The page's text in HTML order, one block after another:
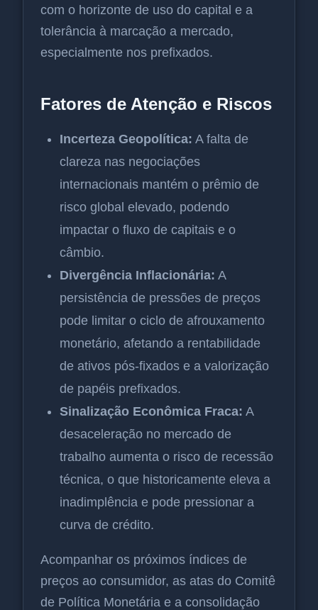
com o horizonte de uso do capital e a
tolerância à marcação a mercado,
especialmente nos prefixados.
Fatores de Atenção e Riscos
Incerteza Geopolítica: A falta de
clareza nas negociações
internacionais mantém o prêmio de
risco global elevado, podendo
impactar o fluxo de capitais e o
câmbio.
Divergência Inflacionária: A
persistência de pressões de preços
pode limitar o ciclo de afrouxamento
monetário, afetando a rentabilidade
de ativos pós-fixados e a valorização
de papéis prefixados.
Sinalização Econômica Fraca: A
desaceleração no mercado de
trabalho aumenta o risco de recessão
técnica, o que historicamente eleva a
inadimplência e pode pressionar a
curva de crédito.
Acompanhar os próximos índices de
preços ao consumidor, as atas do Comitê
de Política Monetária e a consolidação